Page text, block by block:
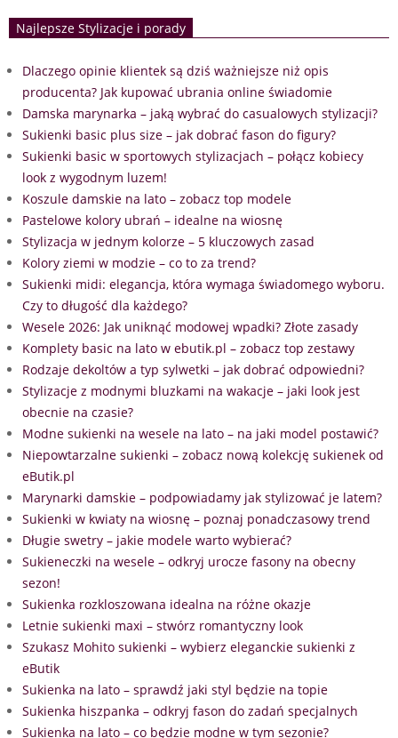
Najlepsze Stylizacje i porady
Dlaczego opinie klientek są dziś ważniejsze niż opis
producenta? Jak kupować ubrania online świadomie
Damska marynarka – jaką wybrać do casualowych stylizacji?
Sukienki basic plus size – jak dobrać fason do figury?
Sukienki basic w sportowych stylizacjach – połącz kobiecy
look z wygodnym luzem!
Koszule damskie na lato – zobacz top modele
Pastelowe kolory ubrań – idealne na wiosnę
Stylizacja w jednym kolorze – 5 kluczowych zasad
Kolory ziemi w modzie – co to za trend?
Sukienki midi: elegancja, która wymaga świadomego wyboru.
Czy to długość dla każdego?
Wesele 2026: Jak uniknąć modowej wpadki? Złote zasady
Komplety basic na lato w ebutik.pl – zobacz top zestawy
Rodzaje dekoltów a typ sylwetki – jak dobrać odpowiedni?
Stylizacje z modnymi bluzkami na wakacje – jaki look jest
obecnie na czasie?
Modne sukienki na wesele na lato – na jaki model postawić?
Niepowtarzalne sukienki – zobacz nową kolekcję sukienek od
eButik.pl
Marynarki damskie – podpowiadamy jak stylizować je latem?
Sukienki w kwiaty na wiosnę – poznaj ponadczasowy trend
Długie swetry – jakie modele warto wybierać?
Sukieneczki na wesele – odkryj urocze fasony na obecny
sezon!
Sukienka rozkloszowana idealna na różne okazje
Letnie sukienki maxi – stwórz romantyczny look
Szukasz Mohito sukienki – wybierz eleganckie sukienki z
eButik
Sukienka na lato – sprawdź jaki styl będzie na topie
Sukienka hiszpanka – odkryj fason do zadań specjalnych
Sukienka na lato – co będzie modne w tym sezonie?